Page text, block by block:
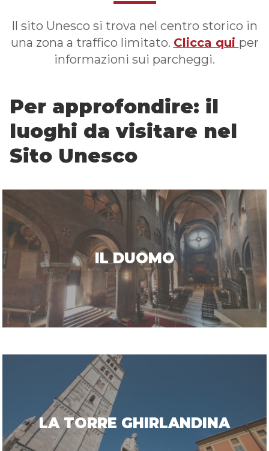
Il sito Unesco si trova nel centro storico in
una zona a traffico limitato. Clicca qui per
informazioni sui parcheggi.
Per approfondire: il
luoghi da visitare nel
Sito Unesco
IL DUOMO
LA TORRE GHIRLANDINA